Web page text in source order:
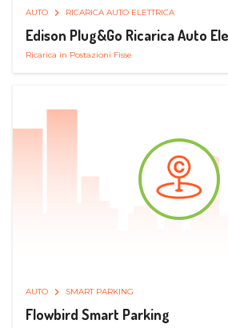
AUTO RICARICA AUTO ELETTRICA
Edison Plug&Go Ricarica Auto
Ricarica in Postazioni Fisse
AUTO SMART PARKING
Flowbird Smart Parking